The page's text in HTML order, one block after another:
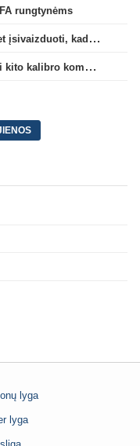
rungtynėms
M. Capanas: „Prieš pusmetį negalėjau net įsivaizduoti, kad žaisime prieš „Hajduk“
A. Skerla prieš dvikovą su „Hajduk“: „Tai kito kalibro komanda“
lyga
lyga